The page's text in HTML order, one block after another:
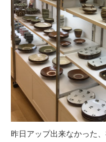
昨日アップ出来なかった